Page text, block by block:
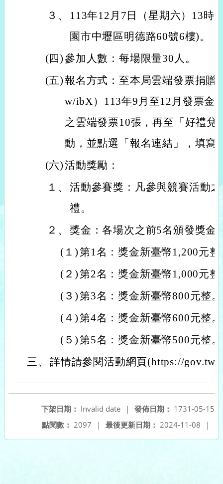
３、
113年12月7日（星期六）13時
園市中壢區明德路60號6樓)。
(四)參加人數：每場限量30人。
(五)報名方式：至本局雲端發票捐贈
w/ibX）113年9月至12月發票金
之雲端發票10張，再至「好禮兌
動，並點選「報名連結」，填寫
(六)活動獎勵：
１、 活動參賽獎：凡參與競賽活動
禮。
２、
獎金：各場次之前5名頒發獎金
(１)第1名：獎金新臺幣1,200元整
(２)第2名：獎金新臺幣1,000元整
(３)第3名：獎金新臺幣800元整。
(４)第4名：獎金新臺幣600元整。
(５)第5名：獎金新臺幣500元整。
三、 詳情請參閱活動網頁(https://gov.tw/
發佈日期： 1731-05-15
下架日期： Invalid date
|
最後更新日期： 2024-11-08 |
點閱數： 2097 |